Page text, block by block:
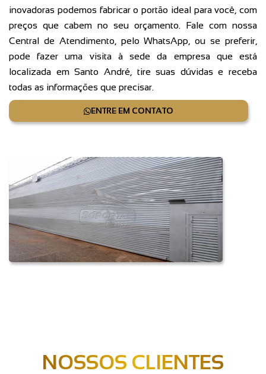
inovadoras podemos fabricar o portão ideal para você, com
preços que cabem no seu orçamento. Fale com nossa
Central de Atendimento, pelo WhatsApp, ou se preferir,
pode fazer uma visita à sede da empresa que está
localizada em Santo André, tire suas dúvidas e receba
todas as informações que precisar.
ENTRE EM CONTATO
NOSSOS CLIENTES